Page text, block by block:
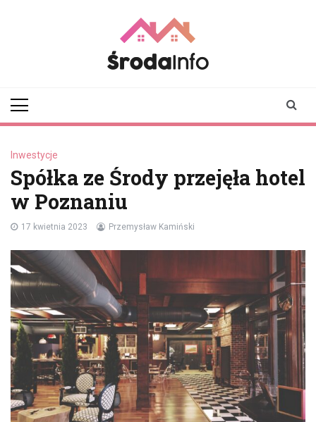
Inwestycje
Spółka ze Środy przejęła hotel
w Poznaniu
17 kwietnia 2023 Przemysław Kamiński